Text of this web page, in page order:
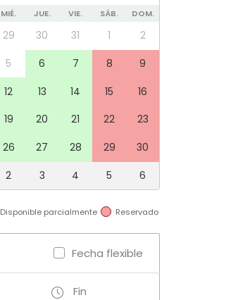
MIÉ. JUE. VIE. SÁB. DOM.
29 30 31 1
2
5 6 7 8
9
12 13 14 15
16
19 20 21 22
23
26 27 28 29
30
2 3 4 5 6
Disponible parcialmente Reservado
Fecha flexible
Fin